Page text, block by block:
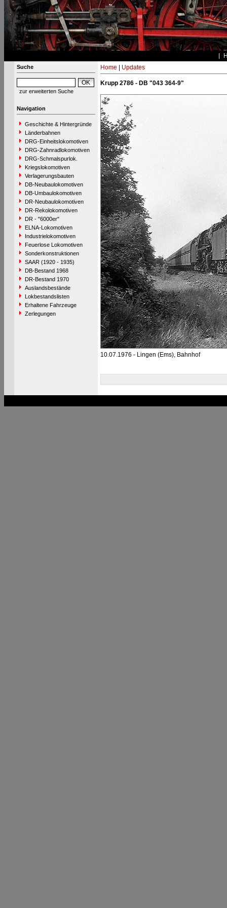
Suche
zur erweiterten Suche
Navigation
Geschichte & Hintergründe
Länderbahnen
DRG-Einheitslokomotiven
DRG-Zahnradlokomotiven
DRG-Schmalspurlok.
Kriegslokomotiven
Verlagerungsbauten
DB-Neubaulokomotiven
DB-Umbaulokomotiven
DR-Neubaulokomotiven
DR-Rekolokomotiven
DR - "6000er"
ELNA-Lokomotiven
Industrielokomotiven
Feuerlose Lokomotiven
Sonderkonstruktionen
SAAR (1920 - 1935)
DB-Bestand 1968
DR-Bestand 1970
Auslandsbestände
Lokbestandslisten
Erhaltene Fahrzeuge
Zerlegungen
Home Updates
Krupp 2786 - DB "043 364-9"
10.07.1976 - Lingen (Ems), Bahnhof